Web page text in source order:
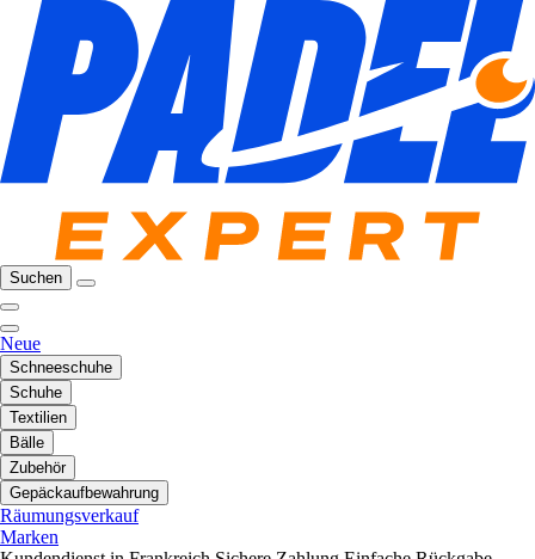
Suchen
Neue
Schneeschuhe
Schuhe
Textilien
Bälle
Zubehör
Gepäckaufbewahrung
Räumungsverkauf
Marken